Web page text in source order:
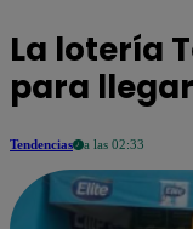
La lotería
para
Tendencias a las 02:33